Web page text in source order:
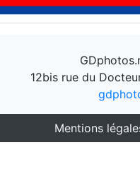
12bis rue du
Mentions